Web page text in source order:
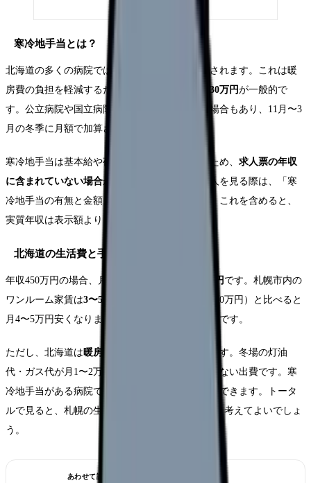
寒冷地手当とは？
北海道の多くの病院では
が支給されます。これは暖
房費の負担を軽減するための手当で、
年間10〜30万円が一般的で
す。公立病院や国立病院機構ではさらに高額な場合もあり、11月〜3
月の冬季に月額で加算されます。
寒冷地手当は基本給や夜勤手当に上乗せされるため、 求人票の年収
に含まれていない場合があります。北海道の求人を見る際は、「寒
冷地手当の有無と金額」を必ず確認しましょう。これを含めると、
実質年収は表示額より10〜30万円高くなります。
北海道の生活費と手取りのリアル
年収450万円の場合、月々の手取りは 約25〜27万円 です。札幌市内の
ワンルーム家賃は3〜5万円
が相場で、東京（7〜10万円）と比べると
月4〜5万円安くなります。年間で48〜60万円の差です。
ただし、北海道は暖房費が高い
点に注意が必要です。冬場の灯油
代・ガス代が月1〜2万円かかり、これは本州にはない出費です。寒
冷地手当がある病院であれば、この出費をカバーできます。トータ
ルで見ると、札幌の生活コストは東京の7割程度と考えてよいでしょ
う。
あわせて読みたい